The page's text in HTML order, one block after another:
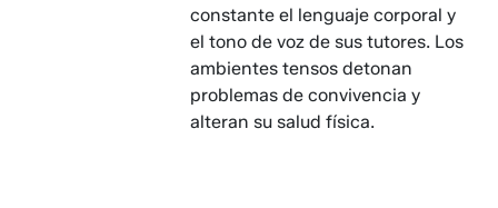
constante el lenguaje corporal y
el tono de voz de sus tutores. Los
ambientes tensos detonan
problemas de convivencia y
alteran su salud física.